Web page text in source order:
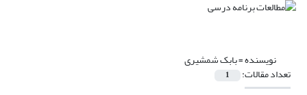
نویسنده =بابک شمشیری
تعداد مقالات: 1